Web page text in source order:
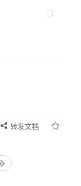
转发文档